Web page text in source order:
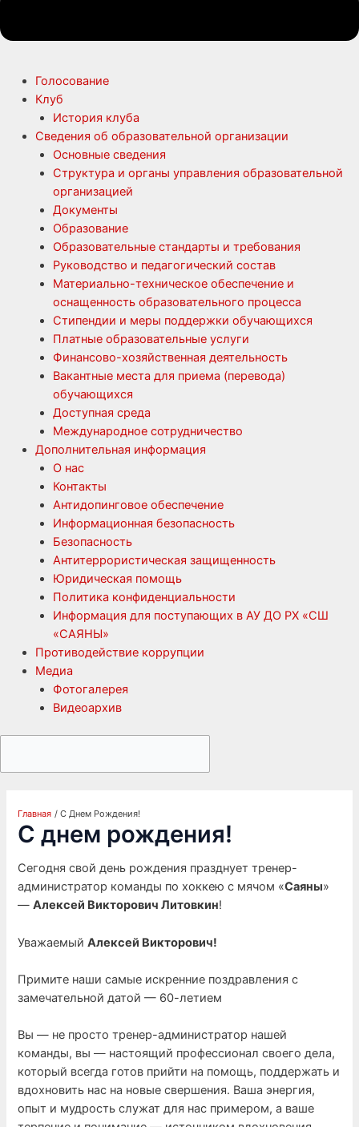
Голосование
Клуб
История клуба
Сведения об образовательной организации
Основные сведения
Структура и органы управления образовательной
организацией
Документы
Образование
Образовательные стандарты и требования
Руководство и педагогический состав
Материально-техническое обеспечение и
оснащенность образовательного процесса
Стипендии и меры поддержки обучающихся
Платные образовательные услуги
Финансово-хозяйственная деятельность
Вакантные места для приема (перевода)
обучающихся
Доступная среда
Международное сотрудничество
Дополнительная информация
О нас
Контакты
Антидопинговое обеспечение
Информационная безопасность
Безопасность
Антитеррористическая защищенность
Юридическая помощь
Политика конфиденциальности
Информация для поступающих в АУ ДО РХ «СШ
«САЯНЫ»
Противодействие коррупции
Медиа
Фотогалерея
Видеоархив
Главная С Днем Рождения!
С днем рождения!
Сегодня свой день рождения празднует тренер-
администратор команды по хоккею с мячом «Саяны»
—Алексей Викторович Литовкин!
УважаемыйАлексей Викторович!
Примите наши самые искренние поздравления с
замечательной датой — 60-летием
Вы — не просто тренер-администратор нашей
команды, вы — настоящий профессионал своего дела,
который всегда готов прийти на помощь, поддержать и
вдохновить нас на новые свершения. Ваша энергия,
опыт и мудрость служат для нас примером, а ваше